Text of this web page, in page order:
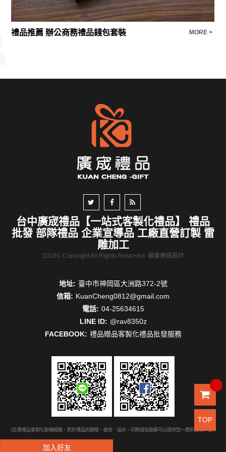
禮品推薦 辦公商務禮品錢包套裝 MORE > 雙
TOP
台中廣宬禮品【一站式客製化禮品】 禮品
批發 部隊禮品 企業宣導品 工廠直營訂製 雷
雕加工
2019© Copyright All Rights Reserved 蘋果網頁設計
地址: 臺中市神岡區大洲路372-2號
信箱: KuanCheng0812@gmail.com
電話: 04-25634615
LINE ID: @rav8350z
FACEBOOK: 禮品贈品客製化禮品批發服務
富的企業禮品客製化製做經驗，對於禮品的開發、組合、設計、印刷或包裝都可以提供您一貫的服務。台中
加入好友